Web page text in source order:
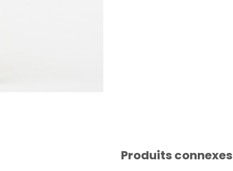
Produits connexes